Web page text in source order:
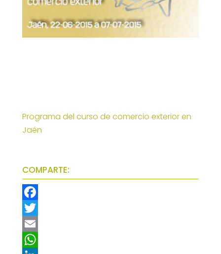
Programa del curso de comercio exterior en
Jaén
COMPARTE:
F
a
c
T
w
E